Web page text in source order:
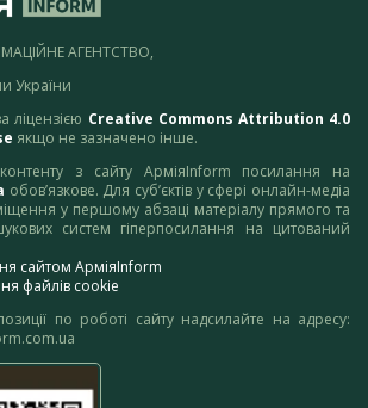
АГЕНТСТВО,
України
ліцензією Creative Commons Attribution 4.0
якщо не зазначено інше.
з сайту АрміяInform посилання на
обов’язкове. Для суб’єктів у сфері онлайн-медіа
у першому абзаці матеріалу прямого та
систем гіперпосилання на цитований
сайтом АрміяInform
файлів cookie
по роботі сайту надсилайте на адресу: